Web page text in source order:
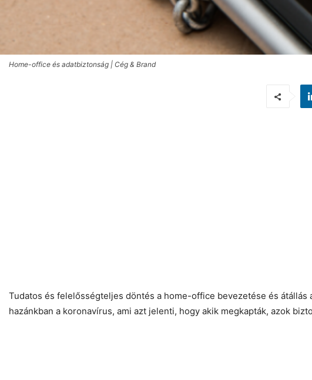
Home-office és adatbiztonság | Cég & Brand
Tudatos és felelősségteljes döntés a home-office bevezetése és
hazánkban a koronavírus, ami azt jelenti, hogy akik megkapták, azok